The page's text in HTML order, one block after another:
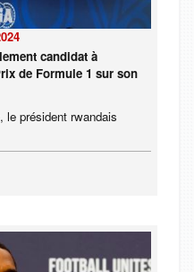
candidat à
de Formule 1 sur son
le président rwandais